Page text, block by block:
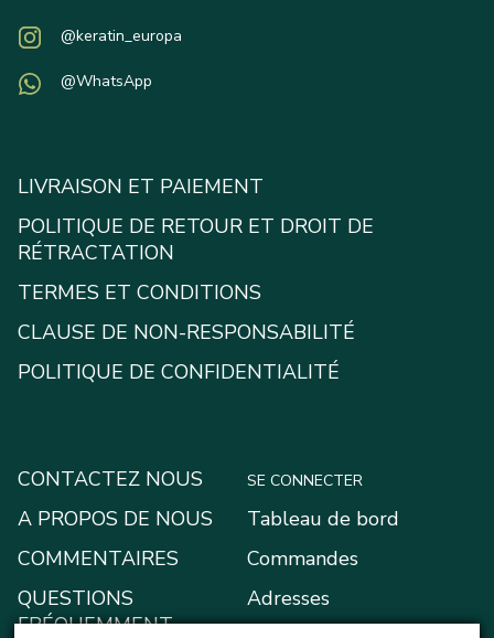
@keratin_europa
@WhatsApp
LIVRAISON ET PAIEMENT
POLITIQUE DE RETOUR ET DROIT DE
RÉTRACTATION
TERMES ET CONDITIONS
CLAUSE DE NON-RESPONSABILITÉ
POLITIQUE DE CONFIDENTIALITÉ
CONTACTEZ NOUS
A PROPOS DE NOUS
COMMENTAIRES
QUESTIONS
FRÉQUEMMENT
SE CONNECTER
Tableau de bord
Commandes
Adresses